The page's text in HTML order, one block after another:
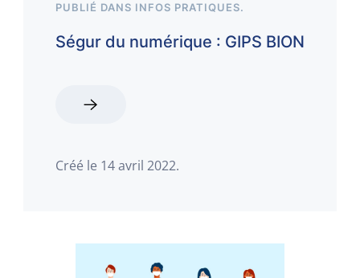
PUBLIÉ DANS INFOS PRATIQUES.
Ségur du numérique : GIPS BION
Créé le 14 avril 2022.